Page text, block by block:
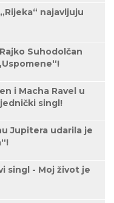
najavljuju
Suhodolčan
i Macha Ravel u
singl!
Jupitera udarila je
singl - Moj život je